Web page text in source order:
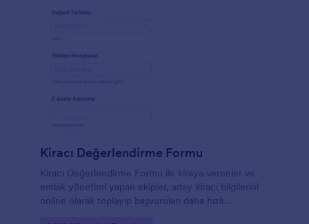
Kiracı Değerlendirme Formu
Kiracı Değerlendirme Formu ile kiraya verenler ve
emlak yönetimi yapan ekipler, aday kiracı bilgilerini
online olarak toplayıp başvuruları daha hızlı